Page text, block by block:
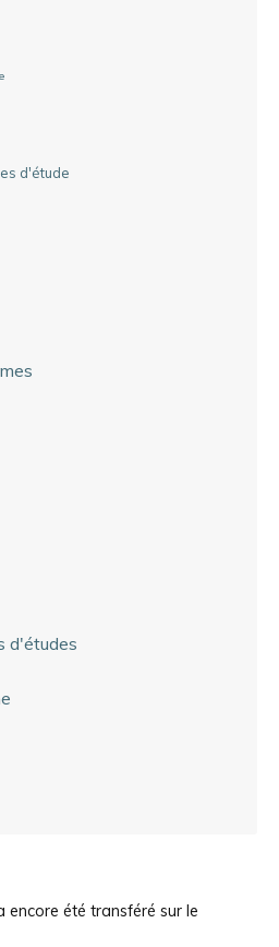
d'étude
d'études
été transféré sur le